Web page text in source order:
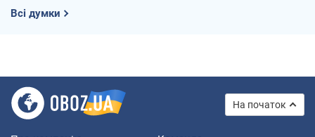
Всі думки
На початок